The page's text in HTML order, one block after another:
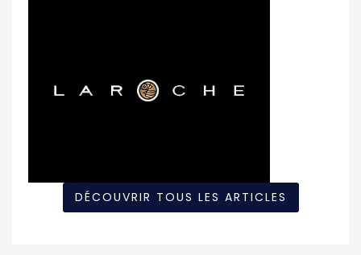
DÉCOUVRIR TOUS LES ARTICLES